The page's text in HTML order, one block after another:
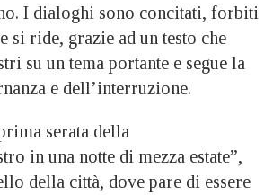
I dialoghi sono concitati, forbiti
si ride, grazie ad un testo che
su un tema portante e segue la
e dell’interruzione.
serata della
in una notte di mezza estate”,
della città, dove pare di essere